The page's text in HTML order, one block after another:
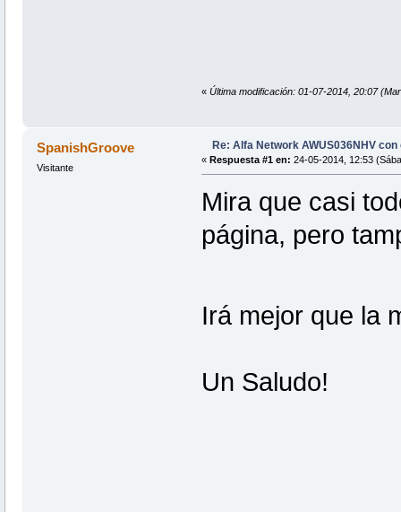
« Última modificación: 01-07-2014, 20:07
SpanishGroove
Visitante
Re: Alfa Network AWUS036NHV
« Respuesta #1 en: 24-05-2014, 12:53
Mira que casi
página, pero
Irá mejor que la
Un Saludo!